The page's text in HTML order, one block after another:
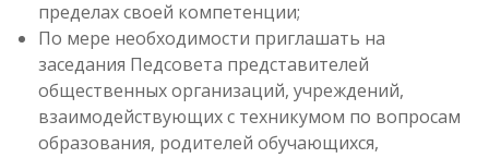
пределах своей компетенции;
По мере необходимости приглашать на
заседания Педсовета представителей
общественных организаций, учреждений,
взаимодействующих с техникумом по вопросам
образования, родителей обучающихся,